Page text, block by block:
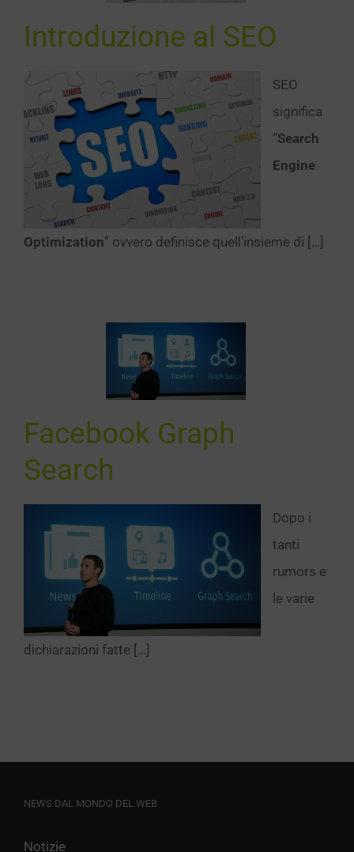
Introduzione al SEO
SEO
significa
“Search
Engine
Optimization” ovvero definisce quell’insieme di […]
Facebook Graph
Search
Dopo i
tanti
rumors e
le varie
dichiarazioni fatte […]
NEWS DAL MONDO DEL WEB
Notizie